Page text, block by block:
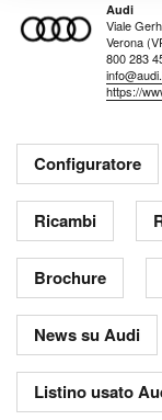
Audi
Viale
Verona
800 283
https://
Configuratore
Ricambi
Brochure
News su Audi
Listino usato